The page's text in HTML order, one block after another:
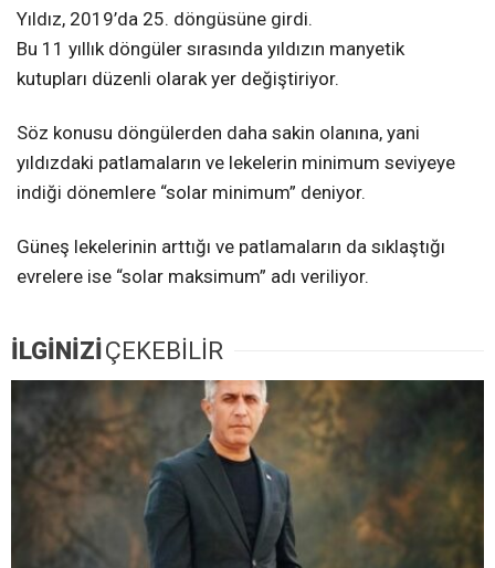
Yıldız, 2019’da 25. döngüsüne girdi.
Bu 11 yıllık döngüler sırasında yıldızın manyetik
kutupları düzenli olarak yer değiştiriyor.
Söz konusu döngülerden daha sakin olanına, yani
yıldızdaki patlamaların ve lekelerin minimum seviyeye
indiği dönemlere “solar minimum” deniyor.
Güneş lekelerinin arttığı ve patlamaların da sıklaştığı
evrelere ise “solar maksimum” adı veriliyor.
İLGİNİZİÇEKEBİLİR